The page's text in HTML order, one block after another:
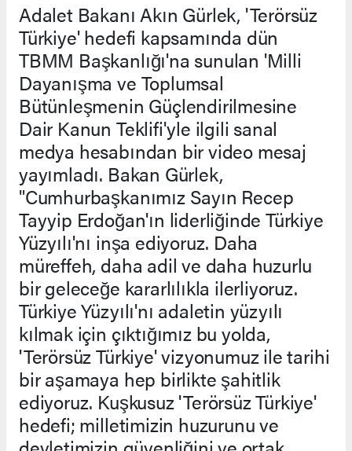
Adalet Bakanı Akın Gürlek, 'Terörsüz
Türkiye' hedefi kapsamında dün
TBMM Başkanlığı'na sunulan 'Milli
Dayanışma ve Toplumsal
Bütünleşmenin Güçlendirilmesine
Dair Kanun Teklifi'yle ilgili sanal
medya hesabından bir video mesaj
yayımladı. Bakan Gürlek,
"Cumhurbaşkanımız Sayın Recep
Tayyip Erdoğan'ın liderliğinde Türkiye
Yüzyılı'nı inşa ediyoruz. Daha
müreffeh, daha adil ve daha huzurlu
bir geleceğe kararlılıkla ilerliyoruz.
Türkiye Yüzyılı'nı adaletin yüzyılı
kılmak için çıktığımız bu yolda,
'Terörsüz Türkiye' vizyonumuz ile tarihi
bir aşamaya hep birlikte şahitlik
ediyoruz. Kuşkusuz 'Terörsüz Türkiye'
hedefi; milletimizin huzurunu ve